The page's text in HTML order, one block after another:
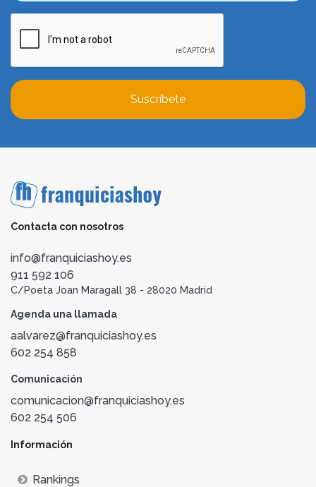
Suscríbete
Contacta con nosotros
info@franquiciashoy.es
911 592 106
C/Poeta Joan Maragall 38 - 28020 Madrid
Agenda una llamada
aalvarez@franquiciashoy.es
602 254 858
Comunicación
comunicacion@franquiciashoy.es
602 254 506
Información
Rankings